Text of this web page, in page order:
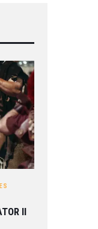
II